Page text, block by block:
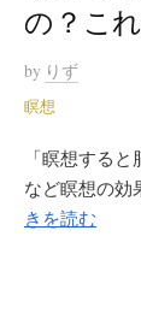
の？こ
by りず
瞑想
「瞑想する
など瞑想の効
きを読む